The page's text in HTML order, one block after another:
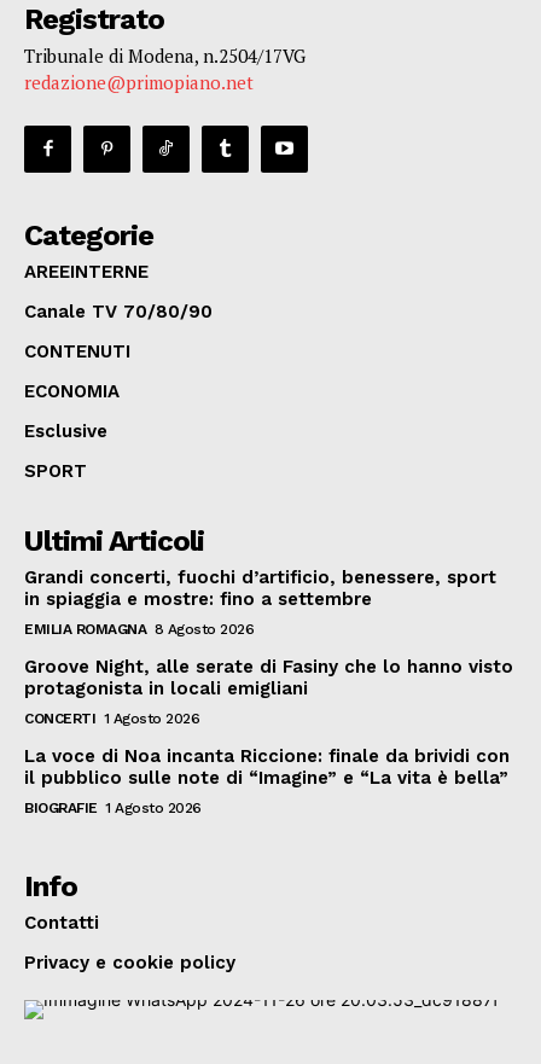
Registrato
Tribunale di Modena, n.2504/17VG
redazione@primopiano.net
Categorie
AREEINTERNE
Canale TV 70/80/90
CONTENUTI
ECONOMIA
Esclusive
SPORT
Ultimi Articoli
Grandi concerti, fuochi d’artificio, benessere, sport
in spiaggia e mostre: fino a settembre
EMILIA ROMAGNA 8 Agosto 2026
Groove Night, alle serate di Fasiny che lo hanno visto
protagonista in locali emigliani
CONCERTI 1 Agosto 2026
La voce di Noa incanta Riccione: finale da brividi con
il pubblico sulle note di “Imagine” e “La vita è bella”
BIOGRAFIE 1 Agosto 2026
Info
Contatti
Privacy e cookie policy